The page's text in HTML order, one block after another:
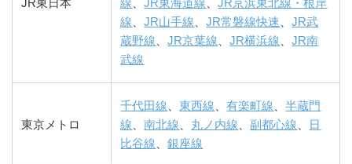
JR東日本
線 、JR東海道線 、JR京浜東北線・根岸
線 、JR山手線 、JR常磐線快速 、JR武
蔵野線 、JR京葉線 、JR横浜線 、JR南
武線
東京メトロ
千代田線 、東西線 、有楽町線 、半蔵門
線 、南北線 丸ノ内線 、副都心線
日
比谷線 、銀座線